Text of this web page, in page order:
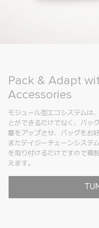
Pack & Adapt
Accessories
モジュール型エコシステムは
とができるだけでなく、バッ
量をアップさせ、バッグをお
またデイジーチェーンシステ
を取り付けるだけですので着
えます。